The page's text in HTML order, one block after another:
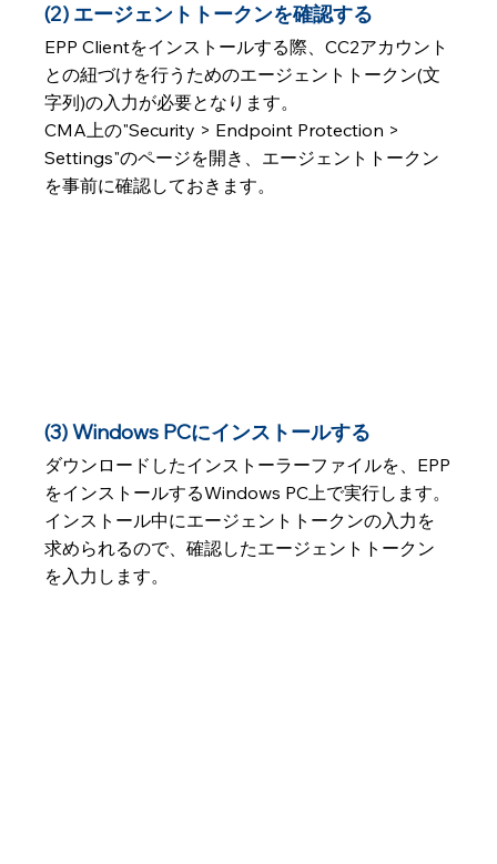
(2) エージェントトークンを確認する
EPP Clientをインストールする際、CC2アカウント
との紐づけを行うためのエージェントトークン(文
字列)の入力が必要となります。
CMA上の"Security > Endpoint Protection >
Settings"のページを開き、エージェントトークン
を事前に確認しておきます。
(3) Windows PCにインストールする
ダウンロードしたインストーラーファイルを、EPP
をインストールするWindows PC上で実行します。
インストール中にエージェントトークンの入力を
求められるので、確認したエージェントトークン
を入力します。